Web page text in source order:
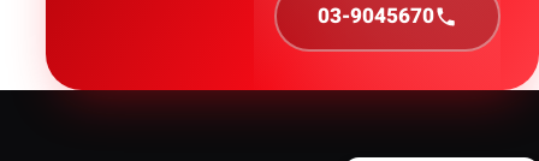
03-9045670